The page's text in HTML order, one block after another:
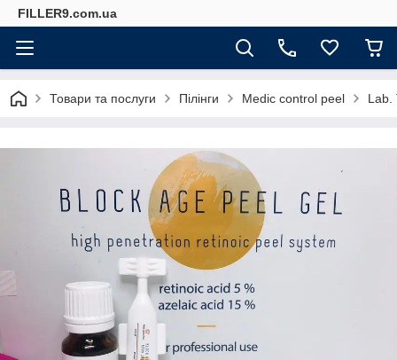
FILLER9.com.ua
Товари та послуги Пілінги Medic сontrol peel Lab.